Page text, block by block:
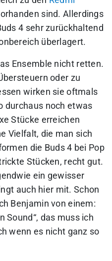
sind. Allerdings
4 sehr zurückhaltend
überlagert.
Ensemble nicht retten.
oder zu
wirken sie oftmals
durchaus noch etwas
Stücke erreichen
Vielfalt, die man sich
die Buds 4 bei Pop
Stücken, recht gut.
ein gewisser
auch hier mit. Schon
Benjamin von einem:
Sound“, das muss ich
wenn es nicht ganz so